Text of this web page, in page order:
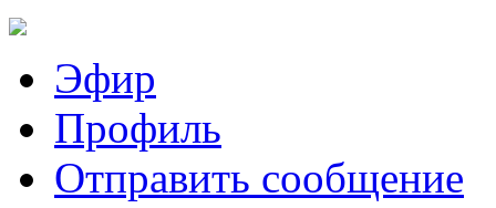
Эфир
Профиль
Отправить сообщение